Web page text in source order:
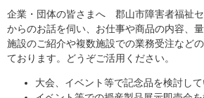
企業・団体の皆さまへ 郡山市障害者福祉
からのお話を伺い、お仕事や商品の内容、
施設のご紹介や複数施設での業務受注など
ております。どうぞご活用ください。
大会、イベント等で記念品を検討して